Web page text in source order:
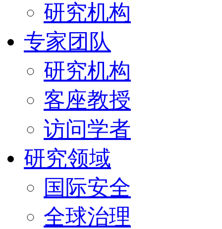
研究机构
专家团队
研究机构
客座教授
访问学者
研究领域
国际安全
全球治理